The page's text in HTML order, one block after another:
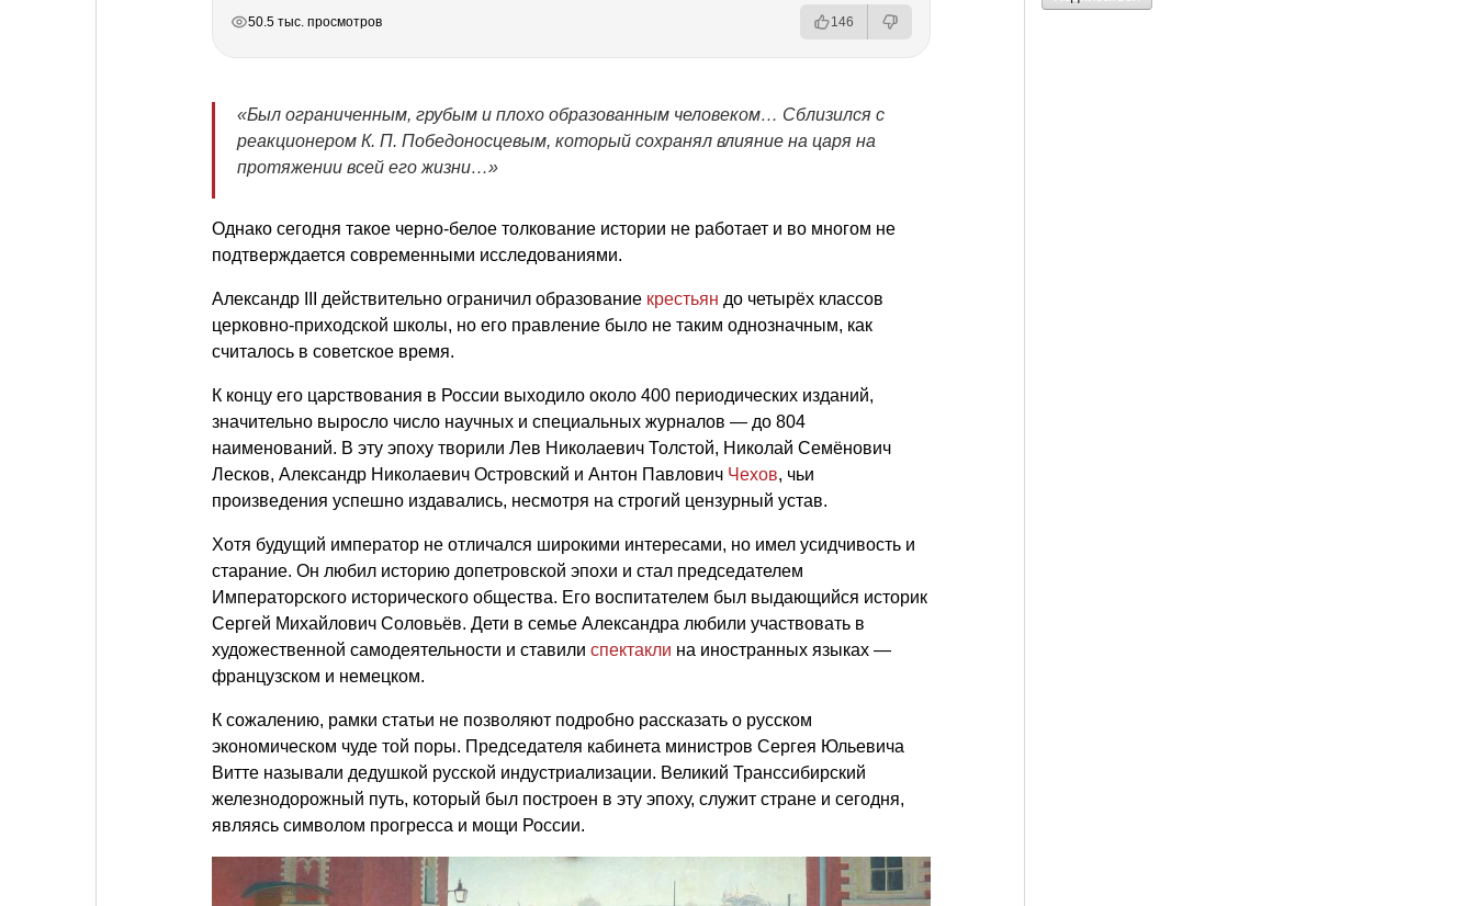
50.5 тыс. просмотров 146
«Был ограниченным, грубым и плохо образованным человеком… Сблизился с
реакционером К. П. Победоносцевым, который сохранял влияние на царя на
протяжении всей его жизни…»
Однако сегодня такое черно-белое толкование истории не работает и во многом не
подтверждается современными исследованиями.
Александр III действительно ограничил образование крестьян до четырёх классов
церковно-приходской школы, но его правление было не таким однозначным, как
считалось в советское время.
К концу его царствования в России выходило около 400 периодических изданий,
значительно выросло число научных и специальных журналов — до 804
наименований. В эту эпоху творили Лев Николаевич Толстой, Николай Семёнович
Лесков, Александр Николаевич Островский и Антон Павлович Чехов, чьи
произведения успешно издавались, несмотря на строгий цензурный устав.
Хотя будущий император не отличался широкими интересами, но имел усидчивость и
старание. Он любил историю допетровской эпохи и стал председателем
Императорского исторического общества. Его воспитателем был выдающийся историк
Сергей Михайлович Соловьёв. Дети в семье Александра любили участвовать в
художественной самодеятельности и ставили спектакли на иностранных языках —
французском и немецком.
К сожалению, рамки статьи не позволяют подробно рассказать о русском
экономическом чуде той поры. Председателя кабинета министров Сергея Юльевича
Витте называли дедушкой русской индустриализации. Великий Транссибирский
железнодорожный путь, который был построен в эту эпоху, служит стране и сегодня,
являясь символом прогресса и мощи России.